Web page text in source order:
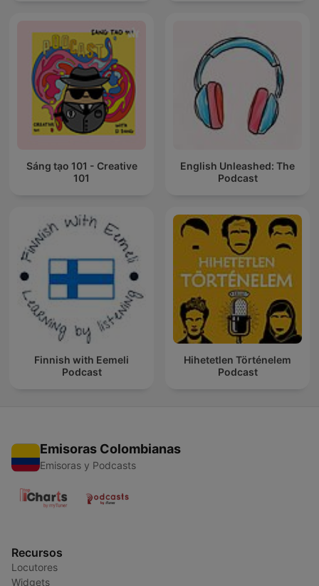
Sáng tạo 101 - Creative
101
English Unleashed: The
Podcast
Finnish with Eemeli
Podcast
Hihetetlen Történelem
Podcast
Emisoras Colombianas
Emisoras y Podcasts
Recursos
Locutores
Widgets